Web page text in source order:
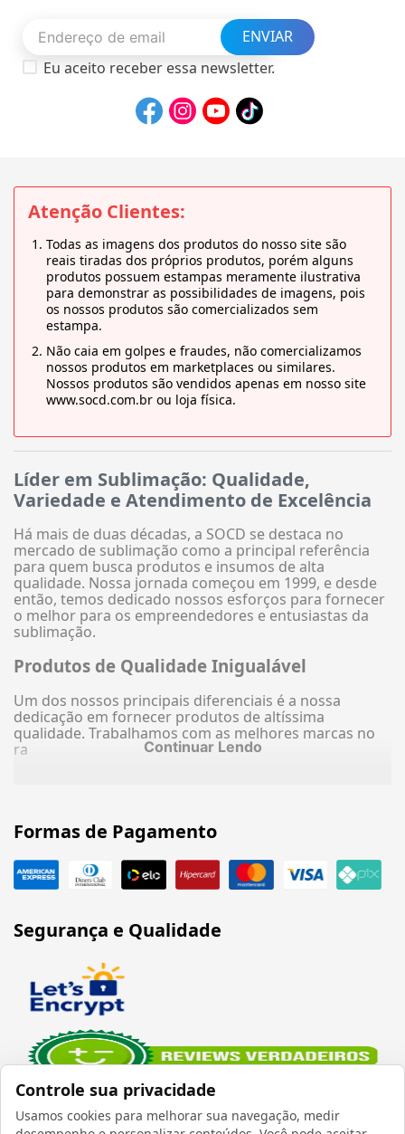
Controle sua privacidade
Usamos cookies para melhorar sua navegação, medir
ENVIAR
Eu aceito receber essa newsletter.
Atenção Clientes:
Todas as imagens dos produtos do nosso site são
reais tiradas dos próprios produtos, porém alguns
produtos possuem estampas meramente ilustrativa
para demonstrar as possibilidades de imagens, pois
os nossos produtos são comercializados sem
estampa.
Não caia em golpes e fraudes, não comercializamos
nossos produtos em marketplaces ou similares.
Nossos produtos são vendidos apenas em nosso site
www.socd.com.br ou loja física.
Líder em Sublimação: Qualidade,
Variedade e Atendimento de Excelência
Há mais de duas décadas, a SOCD se destaca no
mercado de sublimação como a principal referência
para quem busca produtos e insumos de alta
qualidade. Nossa jornada começou em 1999, e desde
então, temos dedicado nossos esforços para fornecer
o melhor para os empreendedores e entusiastas da
sublimação.
Produtos de Qualidade Inigualável
Um dos nossos principais diferenciais é a nossa
dedicação em fornecer produtos de altíssima
qualidade. Trabalhamos com as melhores marcas no
ra
Continuar Lendo
Formas de Pagamento
Segurança e Qualidade
Verificada por